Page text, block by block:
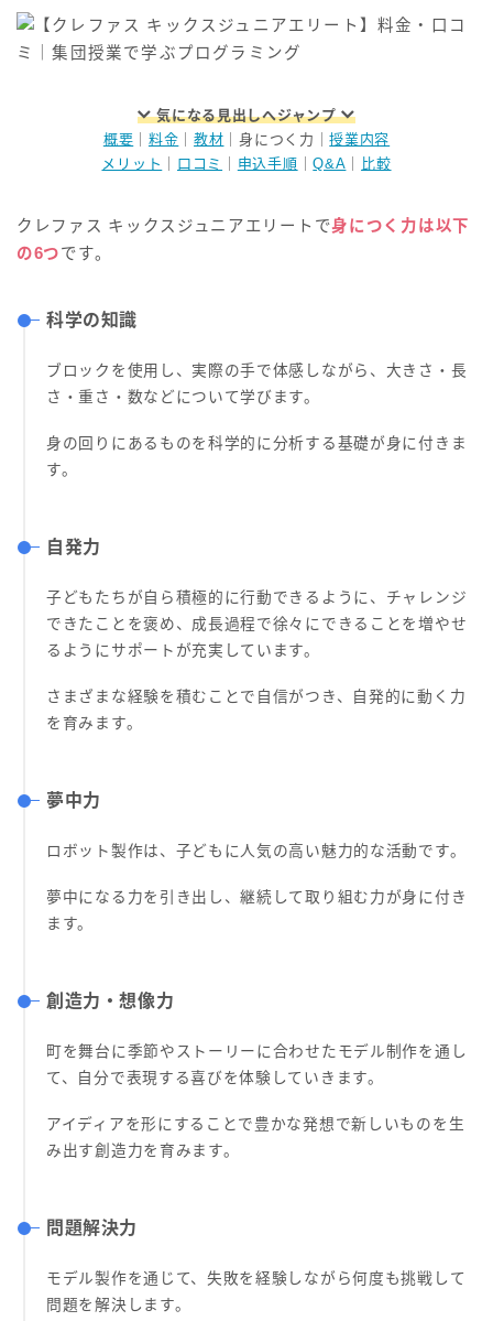
気になる見出しへジャンプ
概要
料金 ｜教材 ｜身につく力｜授業内容
メリット
口コミ 申込手順 ｜Q&A 比較
クレファス キックスジュニアエリートで身につく力は以下
の6つです。
科学の知識
ブロックを使用し、実際の手で体感しながら、大きさ・長
さ・重さ・数などについて学びます。
身の回りにあるものを科学的に分析する基礎が身に付きま
す。
自発力
子どもたちが自ら積極的に行動できるように、チャレンジ
できたことを褒め、成長過程で徐々にできることを増やせ
るようにサポートが充実しています。
さまざまな経験を積むことで自信がつき、自発的に動く力
を育みます。
夢中力
ロボット製作は、子どもに人気の高い魅力的な活動です。
夢中になる力を引き出し、継続して取り組む力が身に付き
ます。
創造力・想像力
町を舞台に季節やストーリーに合わせたモデル制作を通し
て、自分で表現する喜びを体験していきます。
アイディアを形にすることで豊かな発想で新しいものを生
み出す創造力を育みます。
問題解決力
モデル製作を通じて、失敗を経験しながら何度も挑戦して
問題を解決します。